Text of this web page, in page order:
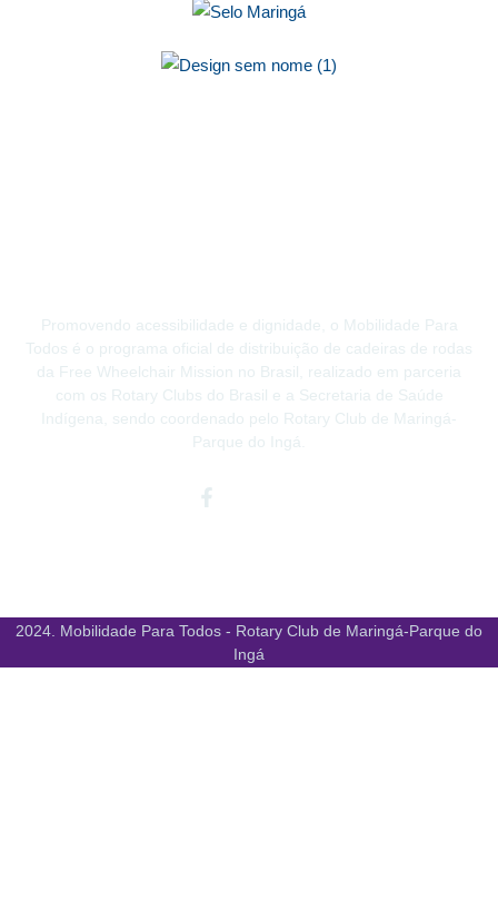
Promovendo acessibilidade e dignidade, o Mobilidade Para
Todos é o programa oficial de distribuição de cadeiras de rodas
da Free Wheelchair Mission no Brasil, realizado em parceria
com os Rotary Clubs do Brasil e a Secretaria de Saúde
Indígena, sendo coordenado pelo Rotary Club de Maringá-
Parque do Ingá.
Facebook-
2024. Mobilidade Para Todos - Rotary Club de Maringá-Parque do
Ingá